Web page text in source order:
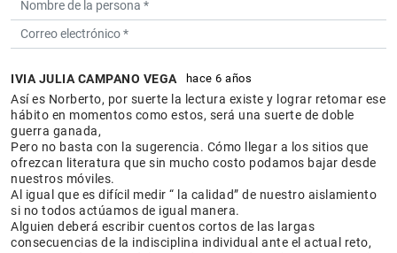
IVIA JULIA CAMPANO VEGA hace 6 años
Así es Norberto, por suerte la lectura existe y lograr retomar ese
hábito en momentos como estos, será una suerte de doble
guerra ganada,
Pero no basta con la sugerencia. Cómo llegar a los sitios que
ofrezcan literatura que sin mucho costo podamos bajar desde
nuestros móviles.
Al igual que es difícil medir “ la calidad” de nuestro aislamiento
si no todos actúamos de igual manera.
Alguien deberá escribir cuentos cortos de las largas
consecuencias de la indisciplina individual ante el actual reto,